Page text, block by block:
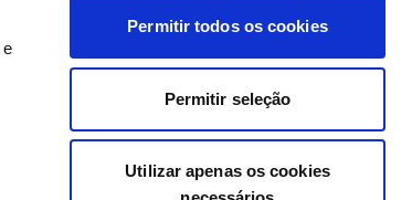
Permitir todos os cookies
Permitir seleção
Utilizar apenas os cookies